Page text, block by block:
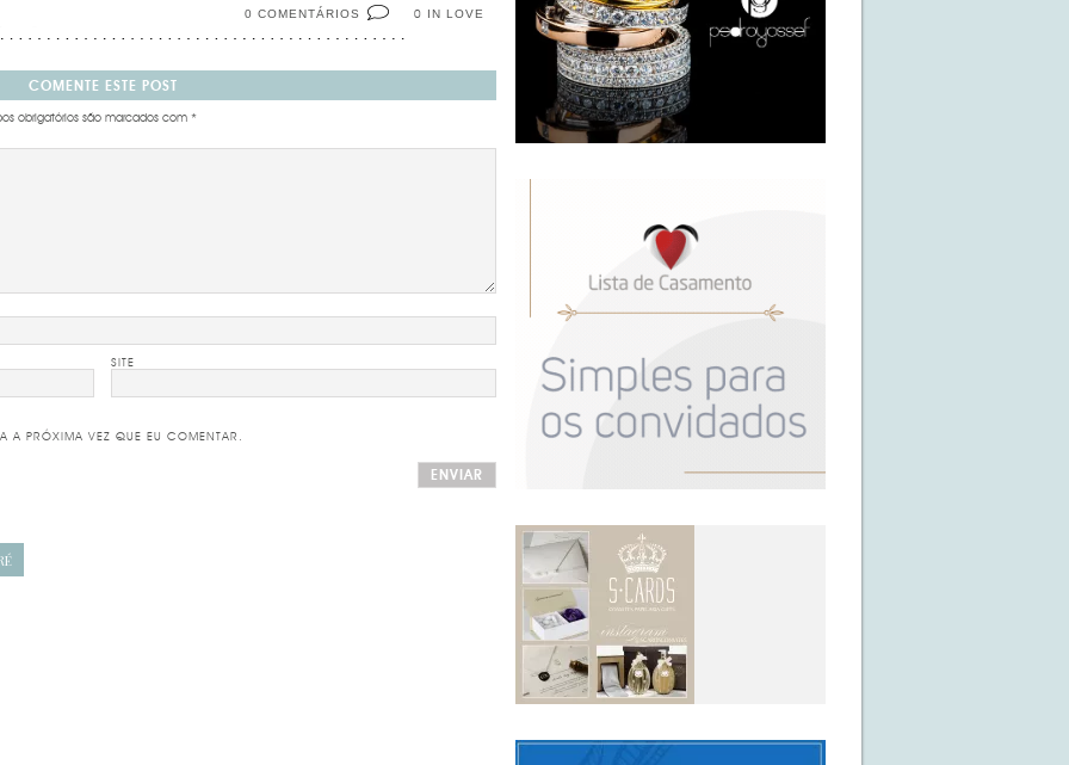
0 IN LOVE
0 COMENTÁRIOS
COMENTE ESTE POST
obrigatórios são marcados com *
SITE
A PRÓXIMA VEZ QUE EU COMENTAR.